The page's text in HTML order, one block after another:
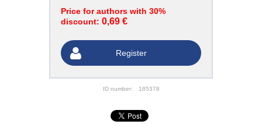
Price for authors with 30%
discount: 0,69 €
Register
ID number: 185378